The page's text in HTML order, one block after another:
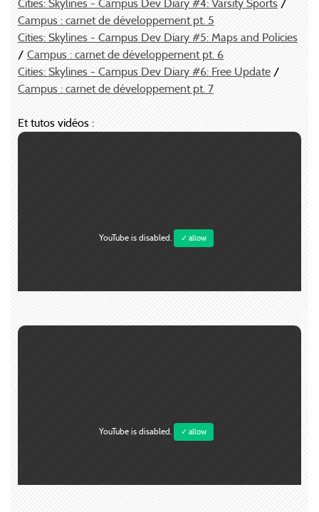
Cities: Skylines - Campus Dev Diary #4: Varsity Sports /
Campus : carnet de développement pt. 5
Cities: Skylines - Campus Dev Diary #5: Maps and Policies
/ Campus : carnet de développement pt. 6
Cities: Skylines - Campus Dev Diary #6: Free Update /
Campus : carnet de développement pt. 7
Et tutos vidéos :
YouTube is disabled. ✓ allow
YouTube is disabled. ✓ allow